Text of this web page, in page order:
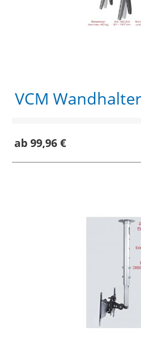
VCM
ab 99,96 €